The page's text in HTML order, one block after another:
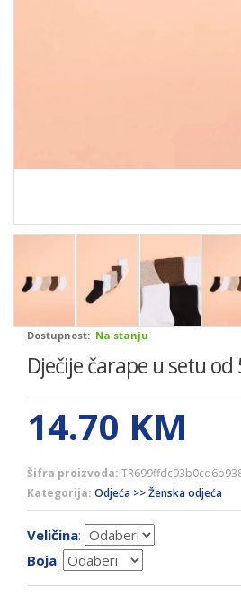
Dostupnost: Na stanju
Dječije čarape u setu
14.70 KM
Šifra proizvoda:
Kategorija: Odjeća >> Ženska odjeća
Veličina:
Boja: